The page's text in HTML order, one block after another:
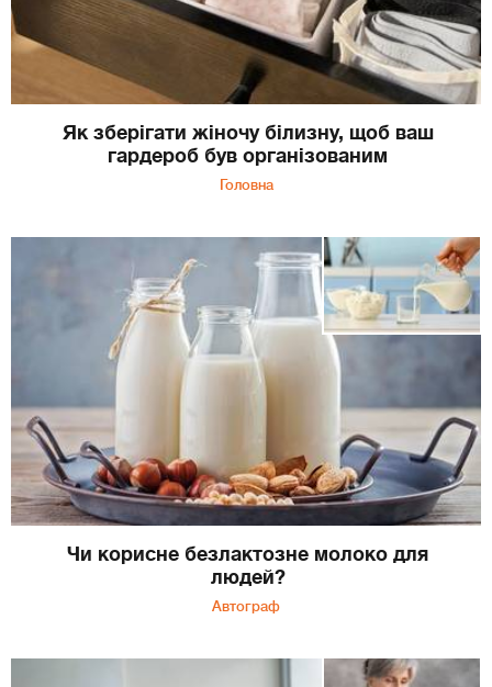
Як зберігати жіночу білизну, щоб ваш
гардероб був організованим
Головна
Чи корисне безлактозне молоко для
людей?
Автограф